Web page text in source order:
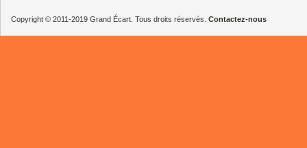
Copyright © 2011-2019 Grand Écart. Tous droits réservés. Contactez-nous